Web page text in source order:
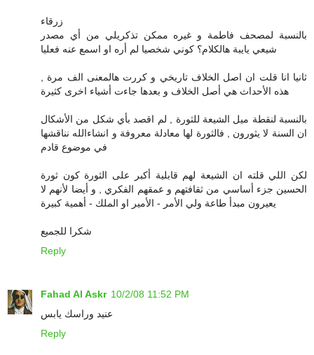
زرقاء
بالنسبة لمصحف فاطمة و غيره ممكن تذكريلي من أي مصدر
شيعي يايبة هالكلام؟ كوني شخصيا لم أره او اسمع عنه فعليا
ثانيا انا قلت ان اصل الخلاف تاريخي و كررت هالمعنى الف مرة ,
هذه الأحداث هي أصل الخلاف و بعدها جاءت أشياء اخرى كثيرة
بالنسبة لنقطة ميل الشيعة للثورة , لم اقصد بأي شكل من الأشكال
ان السنة لا يثورون , فالثورة لها معادلة معروفة و انشاءالله نناقشها
في موضوع قادم
لكن اللي قلته ان الشيعة لهم قابلية أكبر على الثورة كون ثورة
الحسين جزء أساسي من ثقافتهم و عمقهم الفكري , و أيضا لأنهم لا
يعيرون مبدأ طاعة ولي الأمر - الأمير او الملك - أهمية كبيرة
شكرا للجميع
Reply
Fahad Al Askr 10/2/08 11:52 PM
عنيد وراسك يابس
Reply